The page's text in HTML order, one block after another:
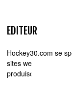
EDITEUR
Hockey30.com se
sites web
produisons et